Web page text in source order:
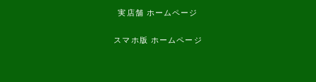
実店舗 ホームページ
スマホ版 ホームページ